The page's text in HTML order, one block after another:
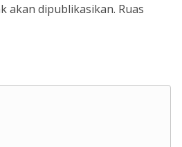
akan dipublikasikan. Ruas